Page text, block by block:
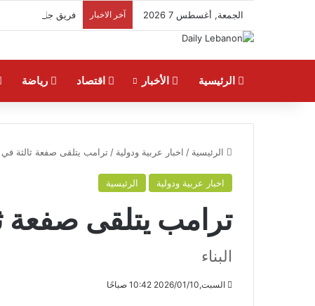
الجمعة, أغسطس 7 2026 آخر الاخبار فريق جازو للسباقات يحرز
الرئيسية الأخبار اقتصاد رياضة
الرئيسية / اخبار عربية ودولية / ترامب يتلقى صفعة ثالثة في
اخبار عربية ودولية الرئيسية
ترامب يتلقى صفعة
البناء
السبت,2026/01/10 10:42 صباحًا